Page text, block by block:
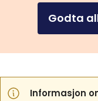
Godta
Informasjon